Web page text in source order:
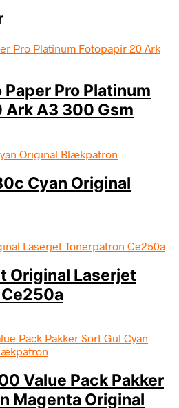
Paper Pro Platinum
Ark A3 300 Gsm
Cyan Original
Original Laserjet
Value Pack Pakker
Magenta Original